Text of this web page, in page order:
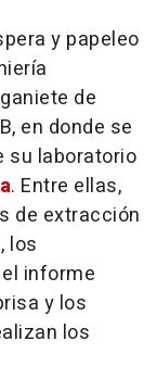
y papeleo
de
en donde se
su laboratorio
. Entre ellas,
de extracción
los
informe
y los
los